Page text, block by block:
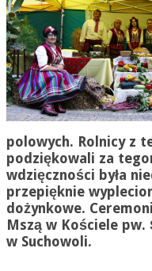
polowych. Rolnicy z
podziękowali za
wdzięczności była
przepięknie
dożynkowe.
Mszą w Kościele pw.
w Suchowoli.